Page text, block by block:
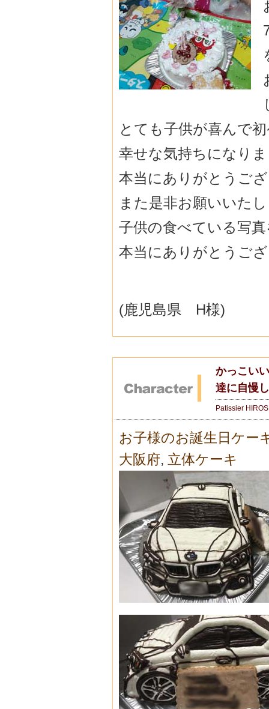
とても子供が喜んで
幸せな気持ちになり
本当にありがとうご
また是非お願いいた
子供の食べている写
本当にありがとうご
(鹿児島県 H様)
かっこい
達に自慢
Patissier
お子様のお誕生日ケー
大阪府, 立体ケーキ